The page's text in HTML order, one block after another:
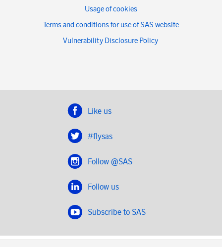
Usage of cookies
Terms and conditions for use of SAS website
Vulnerability Disclosure Policy
Like us
#flysas
Follow @SAS
Follow us
Subscribe to SAS